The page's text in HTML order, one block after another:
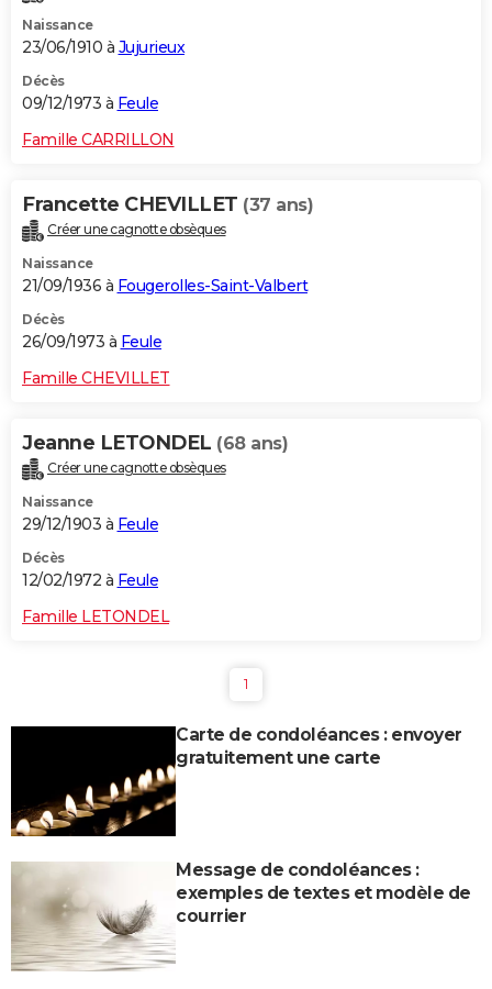
Naissance
23/06/1910 à Jujurieux
Décès
09/12/1973 à Feule
Famille CARRILLON
Francette CHEVILLET (37 ans)
Créer une cagnotte obsèques
Naissance
21/09/1936 à Fougerolles-Saint-Valbert
Décès
26/09/1973 à Feule
Famille CHEVILLET
Jeanne LETONDEL (68 ans)
Créer une cagnotte obsèques
Naissance
29/12/1903 à Feule
Décès
12/02/1972 à Feule
Famille LETONDEL
1
Carte de condoléances : envoyer
gratuitement une carte
Message de condoléances :
exemples de textes et modèle de
courrier